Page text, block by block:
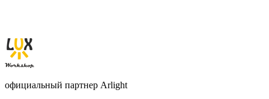
официальный партнер Arlight